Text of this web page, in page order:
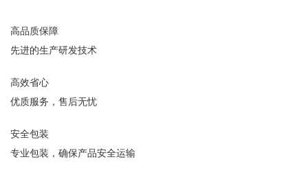
高品质保障
先进的生产研发技术
高效省心
优质服务，售后无忧
安全包装
专业包装，确保产品安全运输